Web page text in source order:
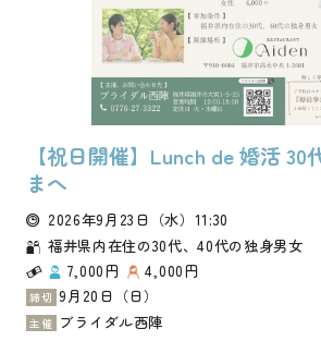
【祝日開催】Lunch de 婚活 30
まへ
2026年9月23日 （水） 11:30
福井県内在住の30代、40代の独身男女
7,000円
4,000円
締切 9月20日（日）
主催 ブライダル西陣